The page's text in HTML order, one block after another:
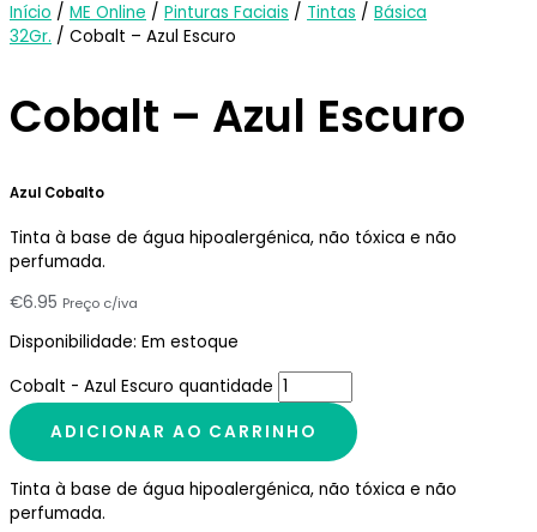
Início / ME Online / Pinturas Faciais / Tintas / Básica
32Gr. / Cobalt – Azul Escuro
Cobalt – Azul Escuro
Azul Cobalto
Tinta à base de água hipoalergénica, não tóxica e não
perfumada.
€6.95 Preço c/iva
Disponibilidade: Em estoque
Cobalt - Azul Escuro quantidade
ADICIONAR AO CARRINHO
Tinta à base de água hipoalergénica, não tóxica e não
perfumada.